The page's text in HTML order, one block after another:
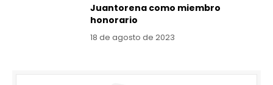
Juantorena como miembro
honorario
18 de agosto de 2023